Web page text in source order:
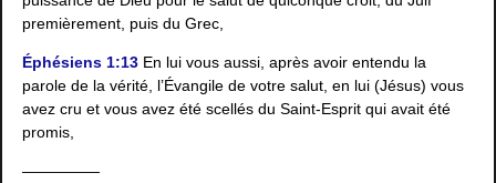
premièrement, puis du Grec,
Éphésiens 1:13 En lui vous aussi, après avoir entendu la
parole de la vérité, l’Évangile de votre salut, en lui (Jésus) vous
avez cru et vous avez été scellés du Saint-Esprit qui avait été
promis,
—————